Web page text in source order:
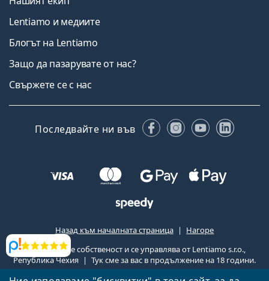
Прегледи
Lentiamo и медиите
Блогът на Lentiamo
Защо да пазарувате от нас?
Свържете се с нас
Последвайте ни във FacebookInstagram
YouTube
Назад към началната страница
Нагоре
Lentiamo.bg е собственост и се управлява от Lentiamo s.r.o.,
Република Чехия
Тук сме за вас в продължение на 18 години.